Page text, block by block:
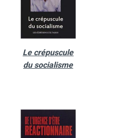
Le crépuscule
du socialisme